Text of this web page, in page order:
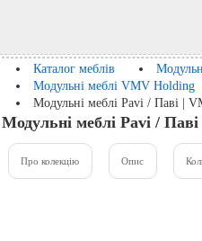
Каталог меблів
Модульні меблі VMV Holding
Модульні меблі Pavi / Паві |
Модульні меблі Pavi /
Про колекцію Опис